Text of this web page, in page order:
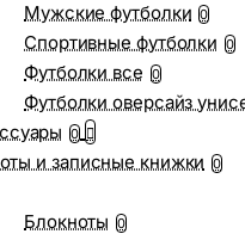
Мужские футболки 0
Спортивные футболки 0
Футболки все 0
Футболки оверсайз
0
и записные книжки 0
Блокноты 0